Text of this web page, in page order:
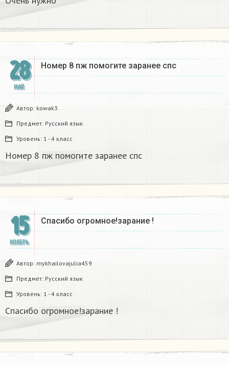
28
МАЙ
Номер 8 пж помогите заранее спс
Автор: kowak3
Предмет: Русский язык
Уровень: 1 - 4 класс
Номер 8 пж помогите заранее спс
15
НОЯБРЬ
Спасибо огромное!зарание !
Автор: mykhailovajulia459
Предмет: Русский язык
Уровень: 1 - 4 класс
Спасибо огромное!зарание !